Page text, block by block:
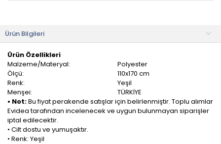
Ürün Bilgileri
Ürün Özellikleri
Malzeme/Materyal:
Polyester
Ölçü:
110x170 cm
Renk:
Yeşil
Menşei:
TÜRKİYE
• Not:Bu fiyat perakende satışlar için belirlenmiştir. Toplu alımlar
Evidea tarafından incelenecek ve uygun bulunmayan siparişler
iptal edilecektir.
• Cilt dostu ve yumuşaktır.
• Renk: Yeşil